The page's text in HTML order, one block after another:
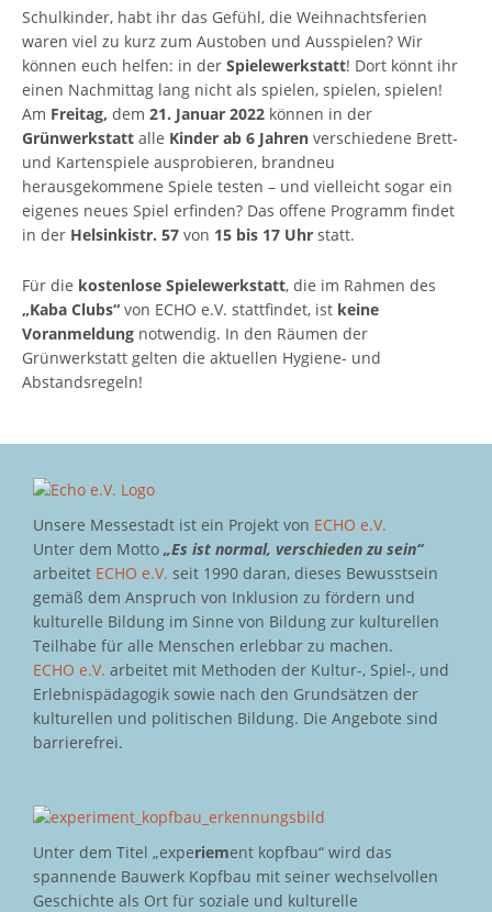
Schulkinder, habt ihr das Gefühl, die Weihnachtsferien
waren viel zu kurz zum Austoben und Ausspielen? Wir
können euch helfen: in der Spielewerkstatt! Dort könnt ihr
einen Nachmittag lang nicht als spielen, spielen, spielen!
Am Freitag, dem 21. Januar 2022 können in der
Grünwerkstatt alle Kinder ab 6 Jahren verschiedene Brett-
und Kartenspiele ausprobieren, brandneu
herausgekommene Spiele testen – und vielleicht sogar ein
eigenes neues Spiel erfinden? Das offene Programm findet
in der Helsinkistr. 57 von 15 bis 17 Uhr statt.
Für die kostenlose Spielewerkstatt, die im Rahmen des
„Kaba Clubs“ von ECHO e.V. stattfindet, ist keine
Voranmeldung notwendig. In den Räumen der
Grünwerkstatt gelten die aktuellen Hygiene- und
Abstandsregeln!
Unsere Messestadt ist ein Projekt von ECHO e.V.
Unter dem Motto „Es ist normal, verschieden zu sein“
arbeitet ECHO e.V. seit 1990 daran, dieses Bewusstsein
gemäß dem Anspruch von Inklusion zu fördern und
kulturelle Bildung im Sinne von Bildung zur kulturellen
Teilhabe für alle Menschen erlebbar zu machen.
ECHO e.V. arbeitet mit Methoden der Kultur-, Spiel-, und
Erlebnispädagogik sowie nach den Grundsätzen der
kulturellen und politischen Bildung. Die Angebote sind
barrierefrei.
Unter dem Titel „experiement kopfbau“ wird das
spannende Bauwerk Kopfbau mit seiner wechselvollen
Geschichte als Ort für soziale und kulturelle